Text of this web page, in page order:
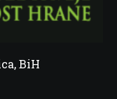
BiH